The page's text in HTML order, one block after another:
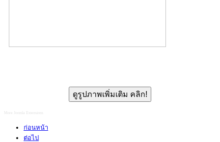
ดูรูปภาพเพิ่มเติม คลิก!
More Joomla Extensions
ก่อนหน้า
ต่อไป